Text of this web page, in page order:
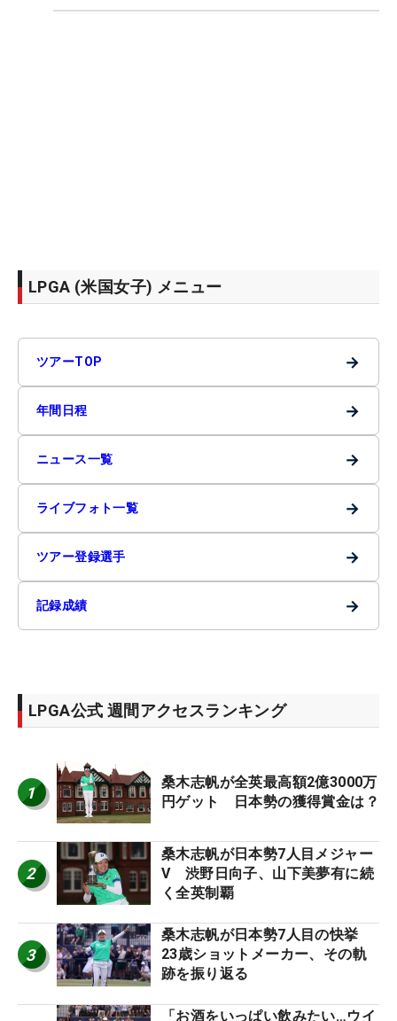
LPGA (米国女子) メニュー
ツアーTOP →
年間日程 →
ニュース一覧 →
ライブフォト一覧 →
ツアー登録選手 →
記録成績 →
LPGA公式 週間アクセスランキング
1
桑木志帆が全英最高額2億3000万
円ゲット 日本勢の獲得賞金は？
2
桑木志帆が日本勢7人目メジャー
V 渋野日向子、山下美夢有に続
く全英制覇
3
桑木志帆が日本勢7人目の快挙
23歳ショットメーカー、その軌
跡を振り返る
「お酒をいっぱい飲みたい…ウイ